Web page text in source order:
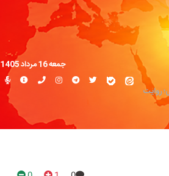
روایت
جمعه 16 مرداد 1405